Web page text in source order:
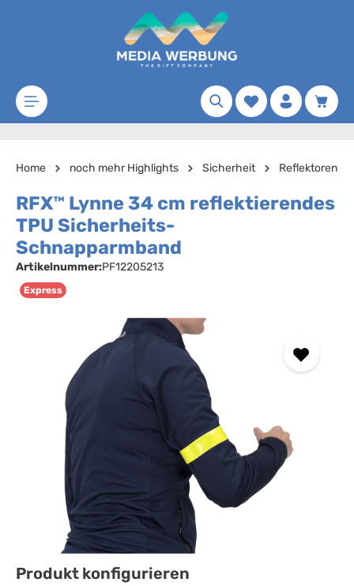
Zum Hauptinhalt springen
Merkzettel
Home noch mehr Highlights Sicherheit Reflektoren
RFX™ Lynne 34 cm reflektierendes
TPU Sicherheits-
Schnapparmband
Artikelnummer:PF12205213
Express
Bildergalerie überspringen
Produkt konfigurieren